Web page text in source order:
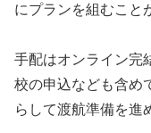
にプランを組むこと
手配はオンライン完
校の申込なども含め
らして渡航準備を進